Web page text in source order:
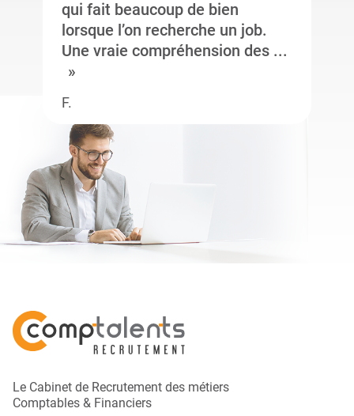
qui fait beaucoup de bien
lorsque l’on recherche un job.
Une vraie compréhension des ...
F.
Le Cabinet de Recrutement des métiers
Comptables & Financiers